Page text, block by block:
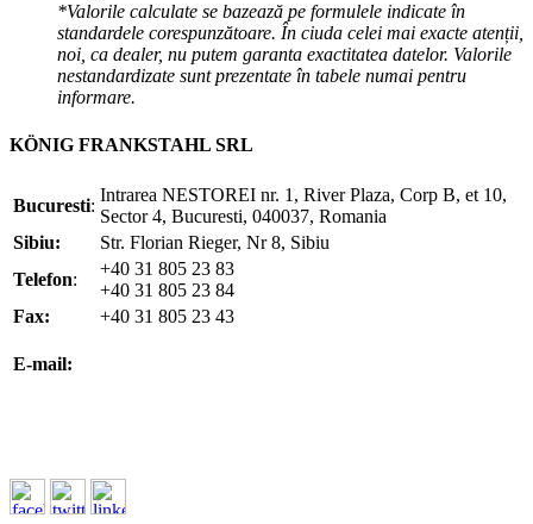
*Valorile calculate se bazează pe formulele indicate în
standardele corespunzătoare. În ciuda celei mai exacte atenții,
noi, ca dealer, nu putem garanta exactitatea datelor. Valorile
nestandardizate sunt prezentate în tabele numai pentru
informare.
KÖNIG FRANKSTAHL SRL
Bucuresti:
Intrarea NESTOREI nr. 1, River Plaza, Corp B, et 10,
Sector 4, Bucuresti, 040037, Romania
Sibiu:
Str. Florian Rieger, Nr 8, Sibiu
Telefon:
+40 31 805 23 83
+40 31 805 23 84
Fax:
+40 31 805 23 43
E-mail: